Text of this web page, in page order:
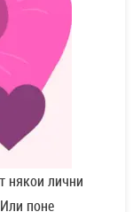
някои лични
поне